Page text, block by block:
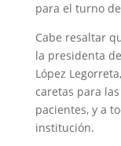
para el turno
Cabe resaltar
la presidenta
López
caretas para
pacientes, y a
institución.